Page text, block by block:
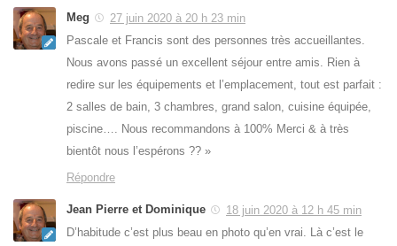
Meg
27 juin 2020 à 20 h 23 min
Pascale et Francis sont des personnes très accueillantes.
Nous avons passé un excellent séjour entre amis. Rien à
redire sur les équipements et l’emplacement, tout est parfait :
2 salles de bain, 3 chambres, grand salon, cuisine équipée,
piscine…. Nous recommandons à 100% Merci & à très
bientôt nous l’espérons ?? »
Répondre
Jean Pierre et Dominique
18 juin 2020 à 12 h 45 min
D’habitude c’est plus beau en photo qu’en vrai. Là c’est le